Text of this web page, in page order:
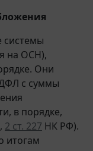
на ОСН),
Они
с суммы
в порядке,
, 2 ст. 227 НК РФ).
итогам